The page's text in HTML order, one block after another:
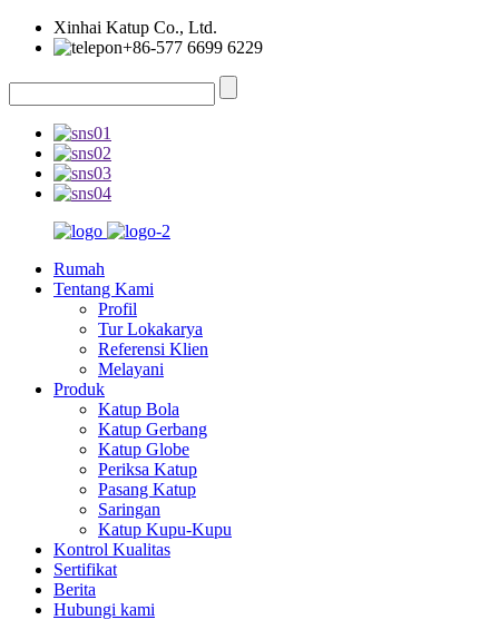
Xinhai Katup Co., Ltd.
+86-577 6699 6229
Rumah
Tentang Kami
Profil
Tur Lokakarya
Referensi Klien
Melayani
Produk
Katup Bola
Katup Gerbang
Katup Globe
Periksa Katup
Pasang Katup
Saringan
Katup Kupu-Kupu
Kontrol Kualitas
Sertifikat
Berita
Hubungi kami